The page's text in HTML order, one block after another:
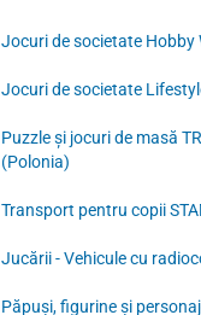
Jocuri de societate Hobby
Jocuri de societate
Puzzle şi jocuri de masă
(Polonia)
Transport pentru copii
Jucării - Vehicule cu
Păpuşi, figurine şi